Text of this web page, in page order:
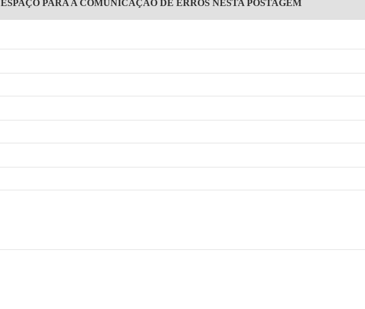
ESPAÇO PARA A COMUNICAÇÃO DE ERROS NESTA POSTAGEM